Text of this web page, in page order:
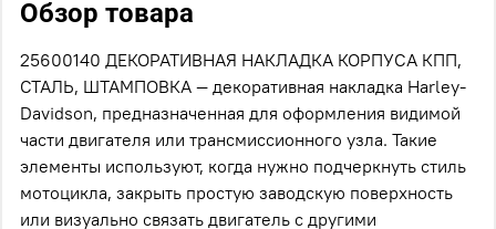
Обзор товара
25600140 ДЕКОРАТИВНАЯ НАКЛАДКА КОРПУСА КПП,
СТАЛЬ, ШТАМПОВКА — декоративная накладка Harley-
Davidson, предназначенная для оформления видимой
части двигателя или трансмиссионного узла. Такие
элементы используют, когда нужно подчеркнуть стиль
мотоцикла, закрыть простую заводскую поверхность
или визуально связать двигатель с другими